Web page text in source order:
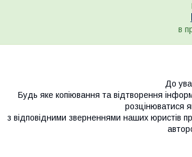
в
До
Будь яке копіювання та відтворення
розцінюватися
з відповідними зверненнями наших юристів